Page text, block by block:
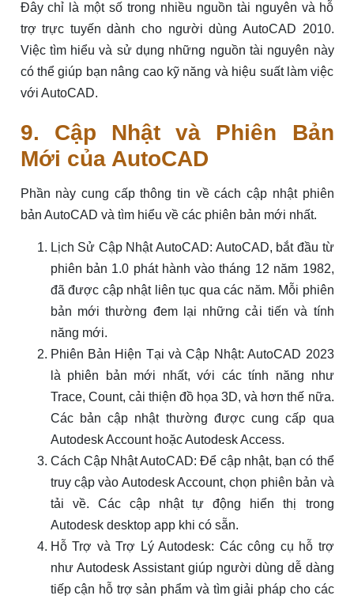
Đây chỉ là một số trong nhiều nguồn tài nguyên và hỗ
trợ trực tuyến dành cho người dùng AutoCAD 2010.
Việc tìm hiểu và sử dụng những nguồn tài nguyên này
có thể giúp bạn nâng cao kỹ năng và hiệu suất làm việc
với AutoCAD.
9. Cập Nhật và Phiên Bản
Mới của AutoCAD
Phần này cung cấp thông tin về cách cập nhật phiên
bản AutoCAD và tìm hiểu về các phiên bản mới nhất.
Lịch Sử Cập Nhật AutoCAD: AutoCAD, bắt đầu từ
phiên bản 1.0 phát hành vào tháng 12 năm 1982,
đã được cập nhật liên tục qua các năm. Mỗi phiên
bản mới thường đem lại những cải tiến và tính
năng mới.
Phiên Bản Hiện Tại và Cập Nhật: AutoCAD 2023
là phiên bản mới nhất, với các tính năng như
Trace, Count, cải thiện đồ họa 3D, và hơn thế nữa.
Các bản cập nhật thường được cung cấp qua
Autodesk Account hoặc Autodesk Access.
Cách Cập Nhật AutoCAD: Để cập nhật, bạn có thể
truy cập vào Autodesk Account, chọn phiên bản và
tải về. Các cập nhật tự động hiển thị trong
Autodesk desktop app khi có sẵn.
Hỗ Trợ và Trợ Lý Autodesk: Các công cụ hỗ trợ
như Autodesk Assistant giúp người dùng dễ dàng
tiếp cận hỗ trợ sản phẩm và tìm giải pháp cho các